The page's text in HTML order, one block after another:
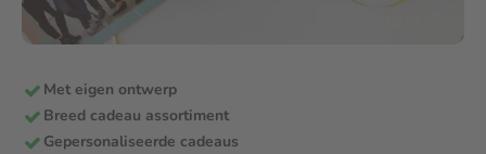
Met eigen ontwerp
Breed cadeau assortiment
Gepersonaliseerde cadeaus